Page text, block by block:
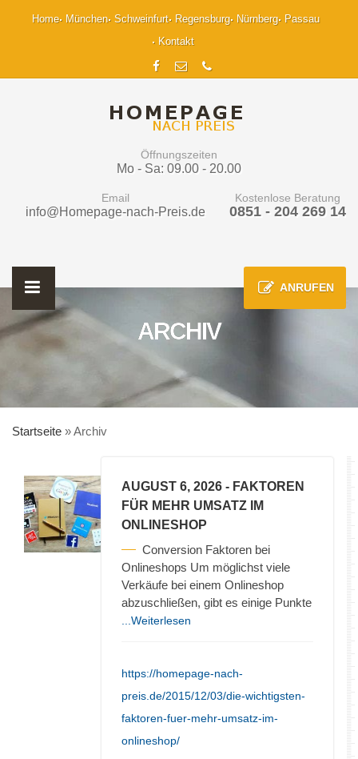
Home München Schweinfurt Regensburg Nürnberg
Passau
Kontakt
Öffnungszeiten
Mo - Sa: 09.00 - 20.00
Email
info@Homepage-nach-Preis.de
Kostenlose Beratung
0851 - 204 269 14
ANRUFEN
ARCHIV
Startseite »Archiv
AUGUST 6, 2026 - FAKTOREN
FÜR MEHR UMSATZ IM
ONLINESHOP
Conversion Faktoren bei
Onlineshops Um möglichst viele
Verkäufe bei einem Onlineshop
abzuschließen, gibt es einige Punkte
...Weiterlesen
https://homepage-nach-
preis.de/2015/12/03/die-wichtigsten-
faktoren-fuer-mehr-umsatz-im-
onlineshop/